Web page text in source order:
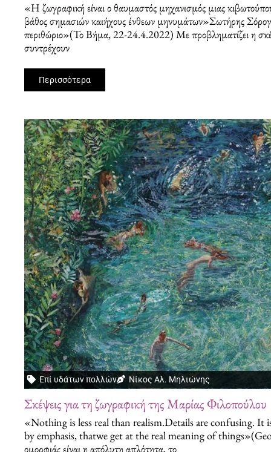
«H ζωγραφική είναι ο θαυμαστός μηχανισμός μιας
βάθος σημασιών καιήχους ένθεων μηνυμάτων»Σωτήρης
περιθώριο»(Το Βήμα, 22-24.4.2022) Με προβληματίζει η
συντρέχουν
Περισσότερα
Επί υδάτων πολλών Νίκος Αλ. Μηλιώνης
Σκέψεις για τη ζωγραφική της Μαρίας Φιλοπούλου
«Nothing is less real than realism.Details are confusing.
by emphasis, thatwe get at the real meaning of
ομορφιάς είναι η απόλυτη απλότητα, το